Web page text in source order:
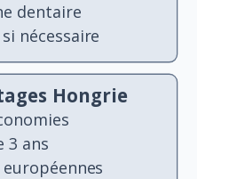
dentaire
nécessaire
Hongrie
3 ans